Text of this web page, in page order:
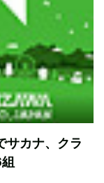
サカナ、クラ